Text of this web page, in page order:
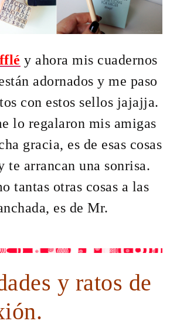
y ahora mis cuadernos
adornados y me paso
con estos sellos jajajja.
lo regalaron mis amigas
gracia, es de esas cosas
te arrancan una sonrisa.
tantas otras cosas a las
es de Mr.
y ratos de